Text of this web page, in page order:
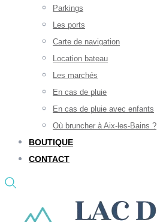
Parkings
Les ports
Carte de navigation
Location bateau
Les marchés
En cas de pluie
En cas de pluie avec enfants
Où bruncher à Aix-les-Bains ?
BOUTIQUE
CONTACT